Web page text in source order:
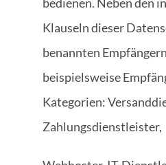
Klauseln dieser
benannten
beispielsweise
Kategorien:
Zahlungsdienstleister,